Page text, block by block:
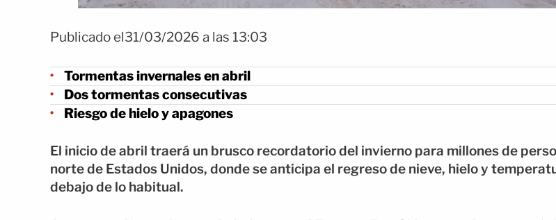
Publicado el31/03/2026 a las 13:03
Tormentas invernales en abril
Dos tormentas consecutivas
Riesgo de hielo y apagones
El inicio de abril traerá un brusco recordatorio del invierno para millones de
norte de Estados Unidos, donde se anticipa el regreso de nieve, hielo y
debajo de lo habitual.